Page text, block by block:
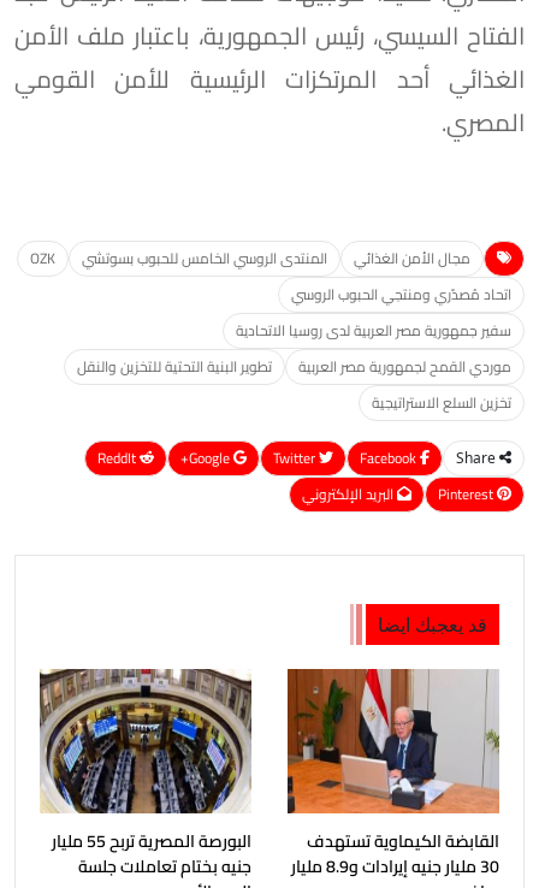
الفتاح السيسي، رئيس الجمهورية، باعتبار ملف الأمن
الغذائي أحد المرتكزات الرئيسية للأمن القومي
المصري.
مجال الأمن الغذائي المنتدى الروسي الخامس للحبوب بسوتشي
OZK
اتحاد مُصدّري ومنتجي الحبوب الروسي
سفير جمهورية مصر العربية لدى روسيا الاتحادية
موردي القمح لجمهورية مصر العربية
تطوير البنية التحتية للتخزين والنقل
تخزين السلع الاستراتيجية
Share
Google+
ReddIt
Pinterest
البريد الإلكتروني
قد يعجبك ايضا
القابضة الكيماوية تستهدف
30 مليار جنيه إيرادات و8.9 مليار
البورصة المصرية تربح 55 مليار
جنيه بختام تعاملات جلسة